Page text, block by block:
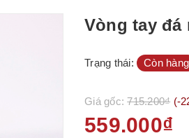
Vòng tay đá
Trạng thái: Còn hàng
Giá gốc:715.200₫ (-
559.000₫